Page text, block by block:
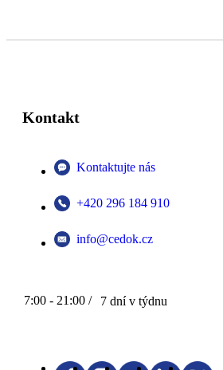
Kontakt
Kontaktujte nás
+420 296 184 910
info@cedok.cz
7:00 - 21:00 / 7 dní v týdnu